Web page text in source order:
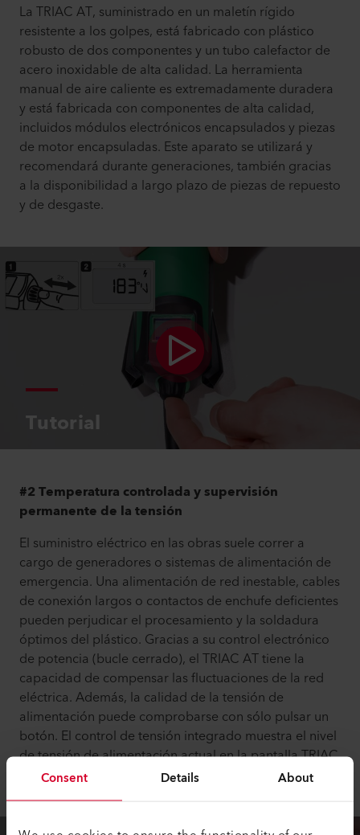
Consent Details About
La TRIAC AT, suministrado en un maletín rígido
resistente a los golpes, está fabricado con plástico
robusto de dos componentes y un tubo calefactor de
acero inoxidable de alta calidad. La herramienta
manual de aire caliente es extremadamente duradera
y está fabricada con componentes de alta calidad,
incluidos módulos electrónicos encapsulados y piezas
de motor encapsuladas. Este aparato se utilizará y
recomendará durante generaciones, también gracias
a la disponibilidad a largo plazo de piezas de repuesto
y de desgaste.
Tutorial
#2 Temperatura controlada y supervisión
permanente de la tensión
El suministro eléctrico en las obras suele correr a
cargo de generadores o sistemas de alimentación de
emergencia. Una alimentación de red inestable, cables
de conexión largos o contactos de enchufe deficientes
pueden perjudicar el procesamiento y la soldadura
óptimos del plástico. Gracias a su control electrónico
de potencia (bucle cerrado), el TRIAC AT tiene la
capacidad de compensar las fluctuaciones de la red
eléctrica. Además, la calidad de la tensión de
alimentación puede comprobarse con sólo pulsar un
botón. El control de tensión integrado muestra el nivel
de tensión de alimentación actual en la pantalla TRIAC